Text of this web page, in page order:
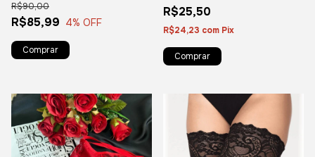
R$85,99
R$90,00
4% OFF
R$25,50
R$24,23 com Pix
Comprar